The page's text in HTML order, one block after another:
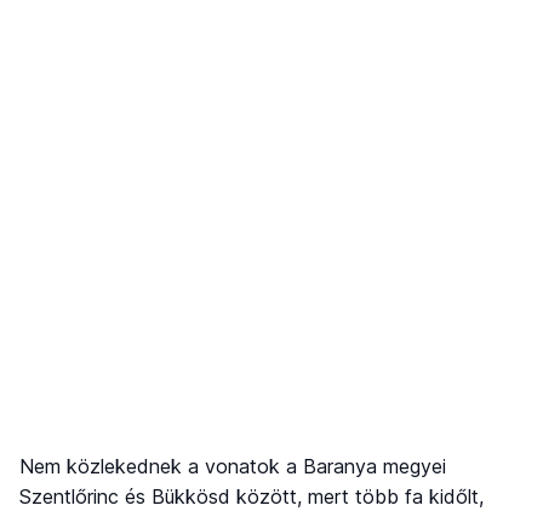
Nem közlekednek a vonatok a Baranya megyei
Szentlőrinc és Bükkösd között, mert több fa kidőlt,